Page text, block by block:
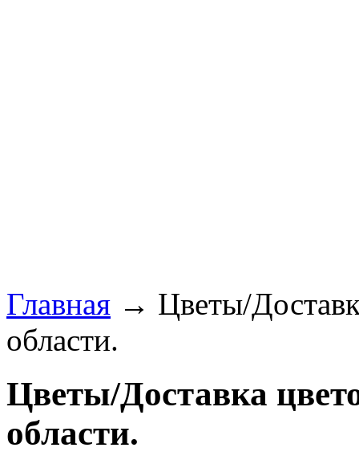
Главная → Цветы/
области.
Цветы/Доставка
области.